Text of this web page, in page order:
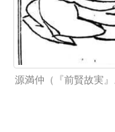
源満仲（『前賢故実